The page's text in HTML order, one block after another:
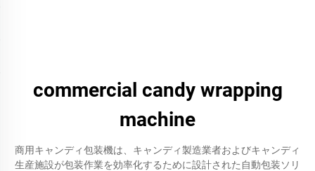
commercial candy wrapping
machine
商用キャンディ包装機は、キャンディ製造業者およびキャンディ
生産施設が包装作業を効率化するために設計された自動包装ソリ